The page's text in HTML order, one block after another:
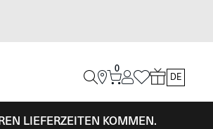
0
DE
LIEFERZEITEN KOMMEN.